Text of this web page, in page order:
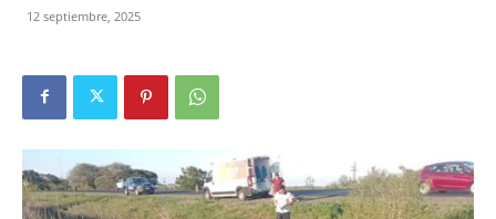
12 septiembre, 2025